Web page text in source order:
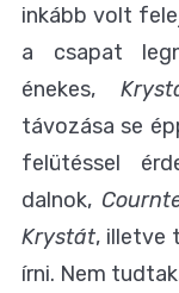
inkább volt
a csapat
énekes,
távozása se
felütéssel
dalnok,
Krystát, illetve
írni. Nem